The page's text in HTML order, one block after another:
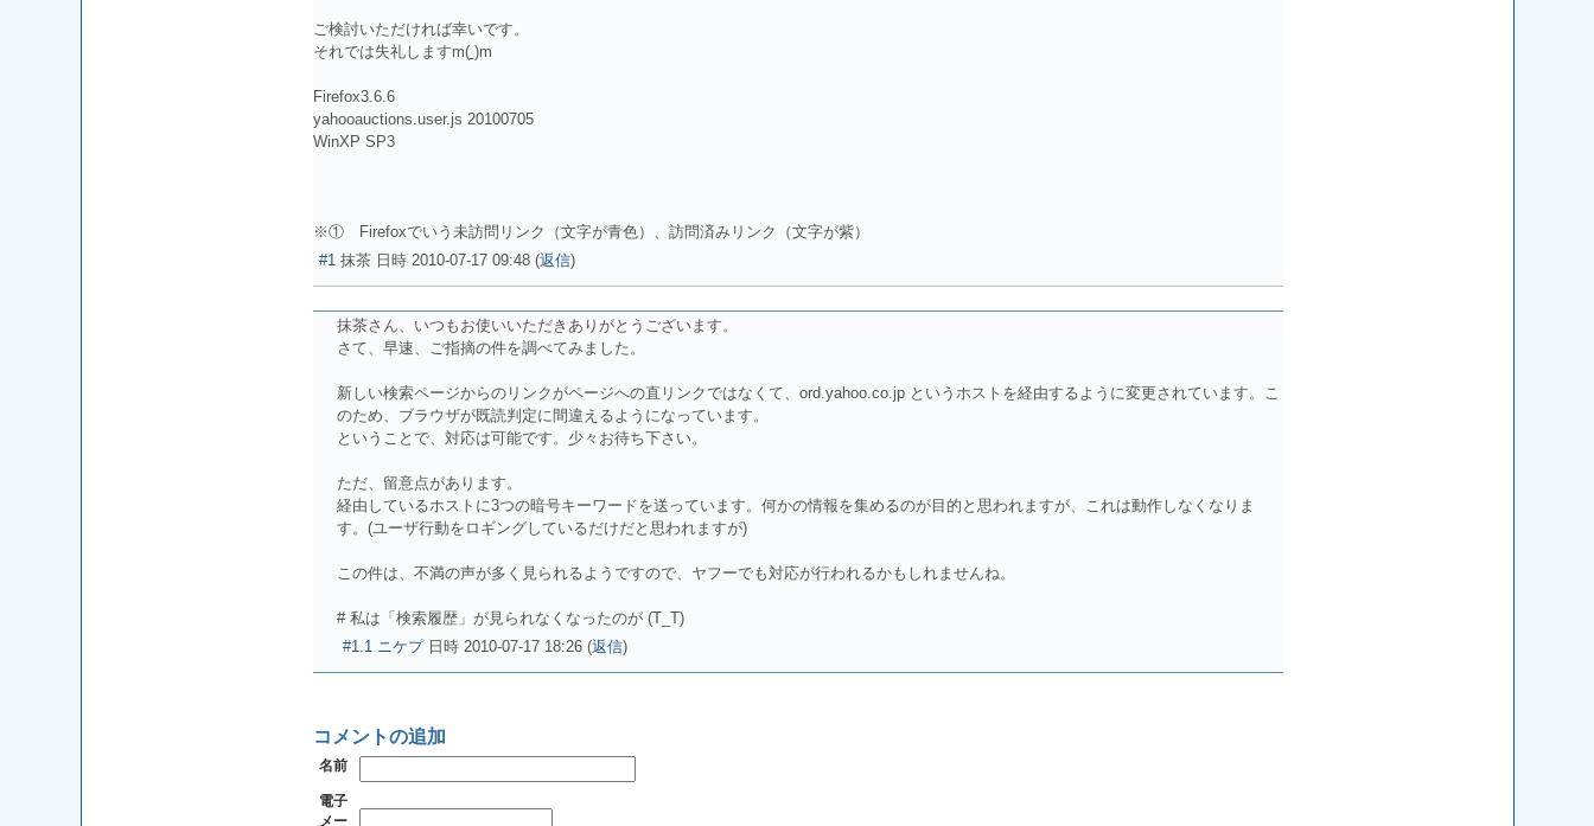
ご検討いただければ幸いです。
それでは失礼しますm( )m
Firefox3.6.6
yahooauctions.user.js 20100705
WinXP SP3
※① Firefoxでいう未訪問リンク（文字が青色）、訪問済みリンク（文字が紫）
#1 抹茶 日時 2010-07-17 09:48(返信)
抹茶さん、いつもお使いいただきありがとうございます。
さて、早速、ご指摘の件を調べてみました。
新しい検索ページからのリンクがページへの直リンクではなくて、ord.yahoo.co.jp というホストを経由するように変更されています。こ
のため、ブラウザが既読判定に間違えるようになっています。
ということで、対応は可能です。少々お待ち下さい。
ただ、留意点があります。
経由しているホストに3つの暗号キーワードを送っています。何かの情報を集めるのが目的と思われますが、これは動作しなくなりま
す。(ユーザ行動をロギングしているだけだと思われますが)
この件は、不満の声が多く見られるようですので、ヤフーでも対応が行われるかもしれませんね。
# 私は「検索履歴」が見られなくなったのが (T_T)
#1.1
ニケプ 日時 2010-07-17 18:26(返信)
コメントの追加
名前
電子
メー